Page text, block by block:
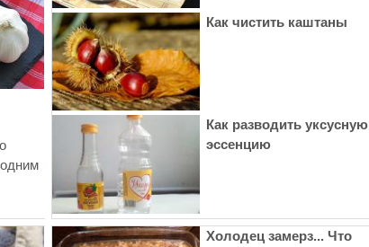
Как чистить каштаны
Как разводить уксусную
эссенцию
Холодец замерз... Что